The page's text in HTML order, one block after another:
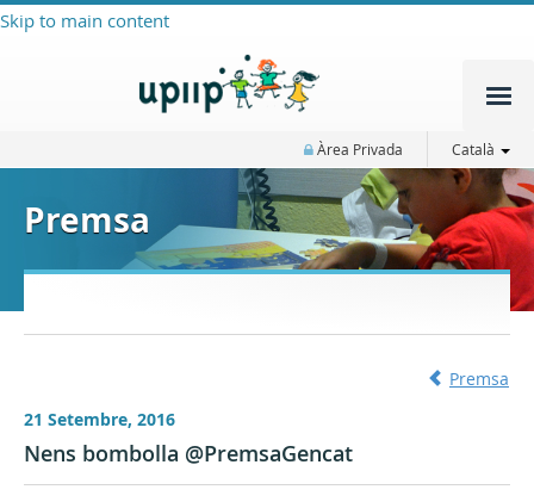
Skip to main content
Àrea Privada Català
Premsa
Premsa
21 Setembre, 2016
Nens bombolla @PremsaGencat